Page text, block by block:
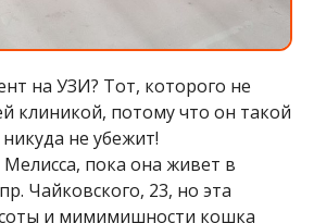
на УЗИ? Тот, которого не
клиникой, потому что он такой
не убежит!
пока она живет в
Чайковского, 23, но эта
и мимимишности кошка